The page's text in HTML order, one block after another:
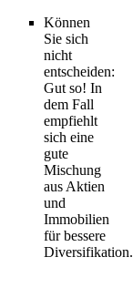
Können
Sie sich
nicht
entscheiden:
Gut so! In
dem Fall
empfiehlt
sich eine
gute
Mischung
aus Aktien
und
Immobilien
für bessere
Diversifikation.